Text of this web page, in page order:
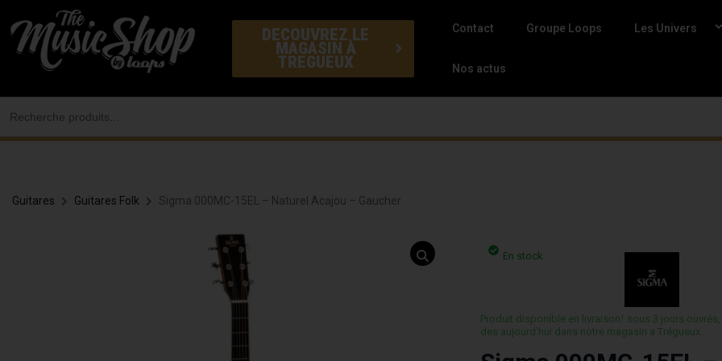
au
contenu
DECOUVREZ LE
MAGASIN À
TREGUEUX
Contact Groupe Loops Les Univers
Nos actus
Guitares Guitares Folk Sigma 000MC-15EL – Naturel Acajou – Gaucher
En stock
Produit disponible en livraison¹ sous 3 jours ouvrés,
des aujourd’hui dans notre magasin a Trégueux.